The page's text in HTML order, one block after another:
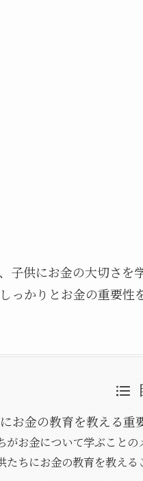
子供にお金の大切さ
っかりとお金の重要性
お金の教育を教える重
がお金について学ぶこと
たちにお金の教育を教える